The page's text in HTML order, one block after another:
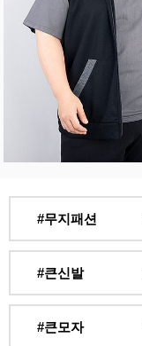
#무지패션
#큰신발
#큰모자